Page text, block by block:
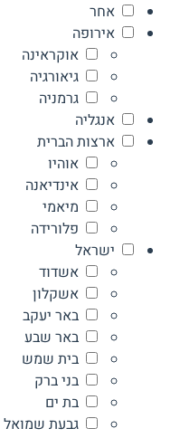
אחר
אירופה
אוקראינה
גיאורגיה
גרמניה
אנגליה
ארצות הברית
אוהיו
אינדיאנה
מיאמי
פלורידה
ישראל
אשדוד
אשקלון
באר יעקב
באר שבע
בית שמש
בני ברק
בת ים
גבעת שמואל